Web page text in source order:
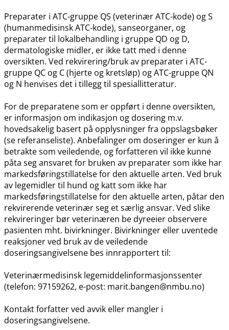
Preparater i ATC-gruppe QS (veterinær ATC-kode) og S
(humanmedisinsk ATC-kode), sanseorganer, og
preparater til lokalbehandling i gruppe QD og D,
dermatologiske midler, er ikke tatt med i denne
oversikten. Ved rekvirering​/​bruk av preparater i ATC-
gruppe QC og C (hjerte og kretsløp) og ATC-gruppe QN
og N henvises det i tillegg til spesiallitteratur.
For de preparatene som er oppført i denne oversikten,
er informasjon om indikasjon og dosering m.v.
hovedsakelig basert på opplysninger fra oppslagsbøker
(se referanseliste). Anbefalinger om doseringer er kun å
betrakte som veiledende, og forfatteren vil ikke kunne
påta seg ansvaret for bruken av preparater som ikke har
markedsføringstillatelse for den aktuelle arten. Ved bruk
av legemidler til hund og katt som ikke har
markedsføringstillatelse for den aktuelle arten, påtar den
rekvirerende veterinær seg et særlig ansvar. Ved slike
rekvireringer bør veterinæren be dyreeier observere
pasienten mht. bivirkninger. Bivirkninger eller uventede
reaksjoner ved bruk av de veiledende
doseringsangivelsene bes innrapportert til:
Veterinærmedisinsk legemiddelinformasjonssenter
(telefon: 97159262, e-post: marit.bangen@nmbu.no)
Kontakt forfatter ved avvik eller mangler i
doseringsangivelsene.